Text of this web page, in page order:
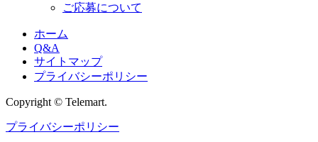
ご応募について
ホーム
Q&A
サイトマップ
プライバシーポリシー
Copyright © Telemart.
プライバシーポリシー